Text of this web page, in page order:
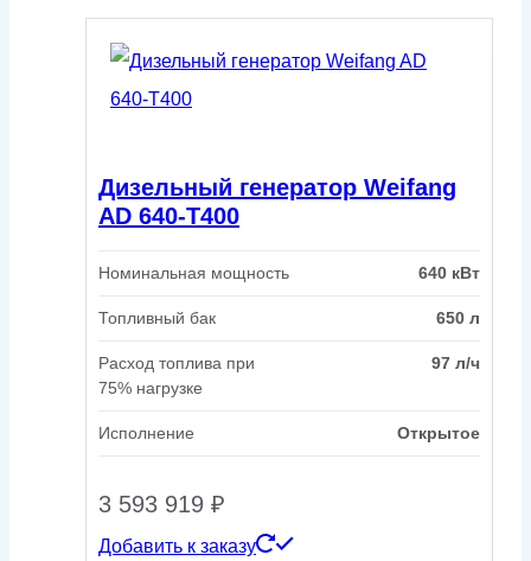
Дизельный генератор Weifang
AD 640-T400
Номинальная мощность 640 кВт
Топливный бак 650 л
Расход топлива при
75% нагрузке
97 л/ч
Исполнение Открытое
3 593 919 ₽
Добавить к заказу